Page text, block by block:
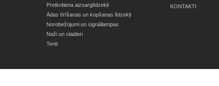
Pretkritiena aizsarglīdzekļi
Ādas tīrīšanas un kopšanas līdzekļi
Norobežojumi un signāllampas
Naži un slaideri
Tenti
KONTAKTI